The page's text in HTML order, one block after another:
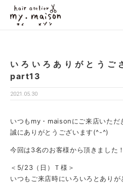
いろいろありがとう
part13
2021.05.30
いつもmy・maisonにご来店いただ
誠にありがとうございます(^-^)
今回は3名のお客様から頂きました！
＜5/23（日）Ｔ様＞
いつもご来店時にいろいろとありが